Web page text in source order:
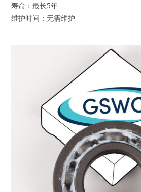
寿命：最长5年
维护时间：无需维护